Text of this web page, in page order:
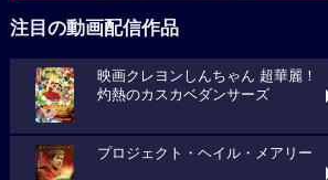
注目の動画配信作品
映画クレヨンしんちゃん 超華麗！
灼熱のカスカベダンサーズ
プロジェクト・ヘイル・メアリー